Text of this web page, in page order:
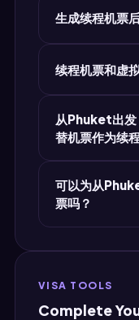
美国、英国、亚
$7.90），无需
损失。相比在
$1,200+购买不
生成续程机票
即可。生成次数
一致的最新机票
续程机票和虚
班预订。“续程
（Dummy
MyJet24用同一
从Phuket出发
替机票作为续
票、火车票或
(BKK)的航空公
续程机票是最稳
可以为从
票吗？
必须显示与其
VISA TOOLS
Complete